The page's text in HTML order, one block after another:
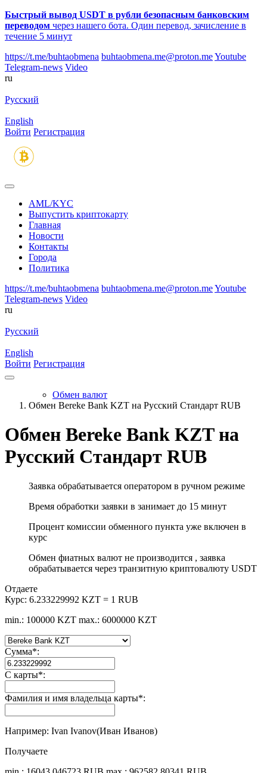
Быстрый вывод USDT в рубли безопасным банковским
переводом через нашего бота. Один перевод, зачисление в
течение 5 минут
https://t.me/buhtaobmena buhtaobmena.me@proton.meYoutube
Telegram-news Video
ru
Русский
English
Войти Регистрация
AML/KYC
Выпустить криптокарту
Главная
Новости
Контакты
Города
Политика
https://t.me/buhtaobmena buhtaobmena.me@proton.meYoutube
Telegram-news Video
ru
Русский
English
Войти Регистрация
Обмен валют
Обмен Bereke Bank KZT на Русский Стандарт RUB
Обмен Bereke Bank KZT на
Русский Стандарт RUB
Заявка обрабатывается оператором в ручном режиме
Время обработки заявки в занимает до 15 минут
Процент комиссии обменного пункта уже включен в
курс
Обмен фиатных валют не производится , заявка
обрабатывается через транзитную криптовалюту USDT
Отдаете
Курс: 6.233229992 KZT = 1 RUB
min.: 100000 KZT max.: 6000000 KZT
Сумма*:
С карты*:
Фамилия и имя владельца карты*:
Например: Ivan Ivanov(Иван Иванов)
Получаете